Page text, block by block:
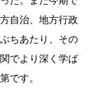
自治、地方行政
ちあたり、その
でより深く学ば
です。